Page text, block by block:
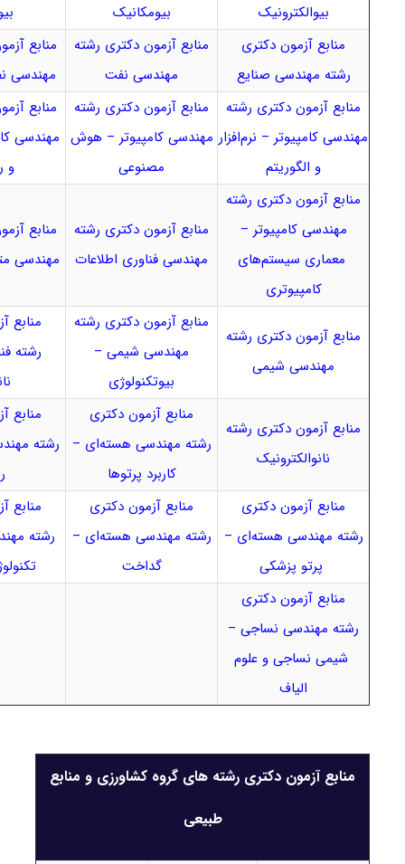
بیوالکترونیک
بیومکانیک
منابع آزمون دکتری
رشته مهندسی صنایع
منابع آزمون دکتری رشته
مهندسی نفت
منابع
مهندسی
منابع آزمون دکتری رشته
مهندسی کامپیوتر – نرم‌افزار
و الگوریتم
منابع آزمون دکتری رشته
مهندسی کامپیوتر – هوش
مصنوعی
منابع
مهندسی
و
منابع آزمون دکتری رشته
مهندسی کامپیوتر –
معماری سیستم‌های
کامپیوتری
منابع آزمون دکتری رشته
مهندسی فناوری اطلاعات
منابع
مهندسی
منابع آزمون دکتری رشته
مهندسی شیمی
منابع آزمون دکتری رشته
مهندسی شیمی –
بیوتکنولوژی
منابع
رشته
منابع آزمون دکتری رشته
نانوالکترونیک
منابع آزمون دکتری
رشته مهندسی هسته‌ای –
کاربرد پرتوها
منابع
رشته
منابع آزمون دکتری
رشته مهندسی هسته‌ای –
پرتو پزشکی
منابع آزمون دکتری
رشته مهندسی هسته‌ای –
گداخت
منابع
رشته
منابع آزمون دکتری
رشته مهندسی نساجی –
شیمی نساجی و علوم
الیاف
منابع آزمون دکتری رشته های گروه کشاورزی و منابع
طبیعی